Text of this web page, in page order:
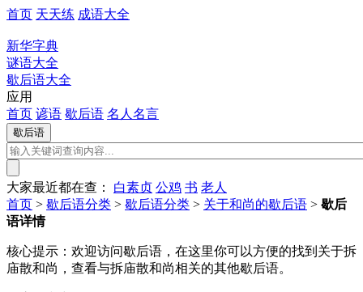
首页 天天练 成语大全
新华字典
谜语大全
歇后语大全
应用
首页 谚语 歇后语 名人名言
大家最近都在查： 白素贞 公鸡 书 老人
首页 > 歇后语分类 > 歇后语分类 > 关于和尚的歇后语 > 歇后
语详情
核心提示： 欢迎访问歇后语，在这里你可以方便的找到关于拆
庙散和尚，查看与拆庙散和尚相关的其他歇后语。